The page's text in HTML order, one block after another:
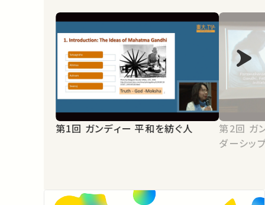
第1回 ガンディー 平和を紡ぐ人
第2回 ガンジーに学ぶ21世紀のリー
ダーシッ